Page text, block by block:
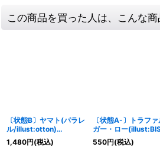
この商品を買った人は、こんな
〔状態B〕ヤマト(パラレ
ル/illust:otton)
【SR/P】{OP04-112}
1,480円(税込)
〔状態A-〕トラファ
ガー・ロー
【C】{ST03-008}
550円(税込)